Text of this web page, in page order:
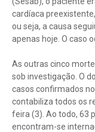
cardíaca
ou seja, a causa
apenas hoje. O caso
As outras cinco
sob investigação. O
casos confirmados
contabiliza todos os
feira (3). Ao todo, 63
encontram-se